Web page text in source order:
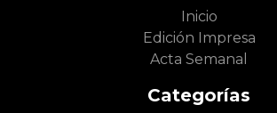
Inicio
Edición Impresa
Acta Semanal
Categorías